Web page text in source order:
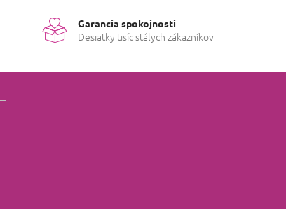
Garancia spokojnosti
Desiatky tisíc stálych zákazníkov